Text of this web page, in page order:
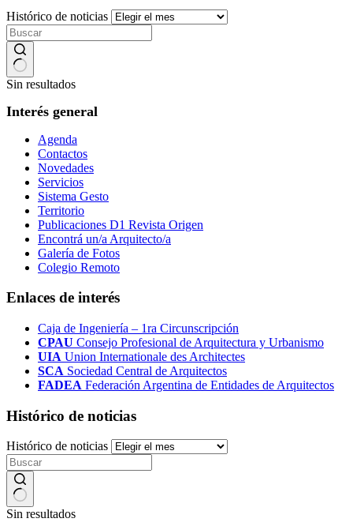
Histórico de noticias
Sin resultados
Interés general
Agenda
Contactos
Novedades
Servicios
Sistema Gesto
Territorio
Publicaciones D1 Revista Origen
Encontrá un/a Arquitecto/a
Galería de Fotos
Colegio Remoto
Enlaces de interés
Caja de Ingeniería – 1ra Circunscripción
CPAU Consejo Profesional de Arquitectura y Urbanismo
UIA Union Internationale des Architectes
SCA Sociedad Central de Arquitectos
FADEA Federación Argentina de Entidades de Arquitectos
Histórico de noticias
Histórico de noticias
Sin resultados